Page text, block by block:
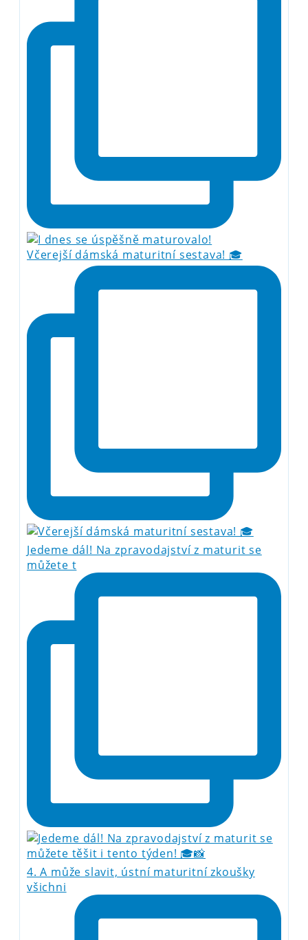
Včerejší dámská maturitní sestava! 🎓
Jedeme dál! Na zpravodajství z maturit se
můžete t
4. A může slavit, ústní maturitní zkoušky
všichni